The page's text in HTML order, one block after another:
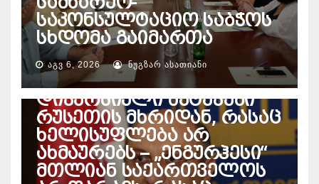
საკონსულტაციო საბჭოს
სხდომა გაიმართა
ᲐᲒᲕ 6, 2026 ᲜᲣᲒᲖᲐᲠ ᲐᲡᲐᲗᲘᲐᲜᲘ
ᲔᲜᲔᲠᲒᲔᲢᲘᲙᲐ
პაატა დავითაია – ეჭვი
მაქვს, ხდება
დივერსიული შეტევები
რუსეთის მხრიდან, რასაც
ხელისუფლება არ
ახმაურებს – „ენგურჰესი“
მთლიან საქართველოს